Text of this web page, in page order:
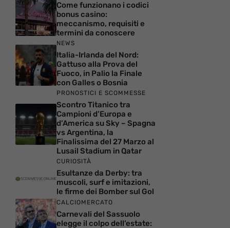
Come funzionano i codici
bonus casino:
meccanismo, requisiti e
termini da conoscere
NEWS
Italia-Irlanda del Nord:
Gattuso alla Prova del
Fuoco, in Palio la Finale
con Galles o Bosnia
PRONOSTICI E SCOMMESSE
Scontro Titanico tra
Campioni d’Europa e
d’America su Sky – Spagna
vs Argentina, la
Finalissima del 27 Marzo al
Lusail Stadium in Qatar
CURIOSITÀ
Esultanze da Derby: tra
muscoli, surf e imitazioni,
le firme dei Bomber sul Gol
CALCIOMERCATO
Carnevali del Sassuolo
elegge il colpo dell’estate: